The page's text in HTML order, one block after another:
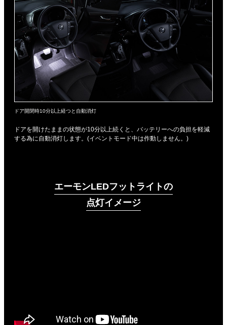
ドア開閉時10分以上経つと自動消灯
ドアを開けたままの状態が10分以上続くと、バッテリーへの負担を軽減
する為に自動消灯します。(イベントモード中は作動しません。)
エーモンLEDフットライトの
点灯イメージ